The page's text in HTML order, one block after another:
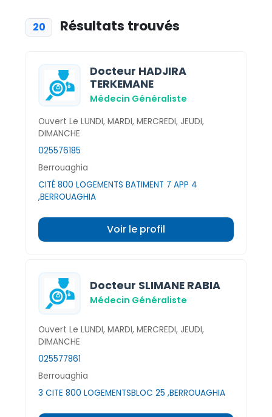
20 Résultats trouvés
Docteur HADJIRA
TERKEMANE
Médecin Généraliste
Ouvert Le LUNDI, MARDI, MERCREDI, JEUDI,
DIMANCHE
025576185
Berrouaghia
CITÉ 800 LOGEMENTS BATIMENT 7 APP 4
,BERROUAGHIA
Voir le profil
Docteur SLIMANE RABIA
Médecin Généraliste
Ouvert Le LUNDI, MARDI, MERCREDI, JEUDI,
DIMANCHE
025577861
Berrouaghia
3 CITE 800 LOGEMENTSBLOC 25 ,BERROUAGHIA